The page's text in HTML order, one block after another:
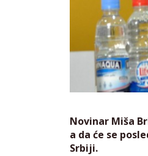
Novinar Miša
a da će se
Srbiji.